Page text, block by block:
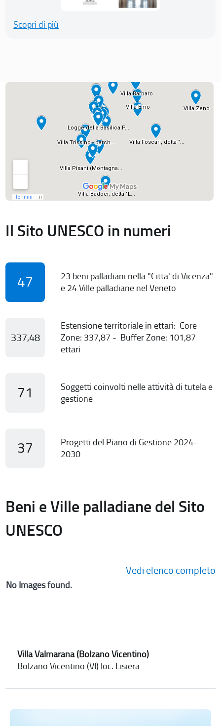
Scopri di più
Il Sito UNESCO in numeri
47
23 beni palladiani nella "Citta' di Vicenza"
e 24 Ville palladiane nel Veneto
337,48
Estensione territoriale in ettari: Core
Zone: 337,87 - Buffer Zone: 101,87
ettari
71
Soggetti coinvolti nelle attività di tutela e
gestione
37
Progetti del Piano di Gestione 2024-
2030
Beni e Ville palladiane del Sito
UNESCO
Vedi elenco completo
No Images found.
Villa Valmarana (Bolzano Vicentino)
Bolzano Vicentino (VI) loc. Lisiera